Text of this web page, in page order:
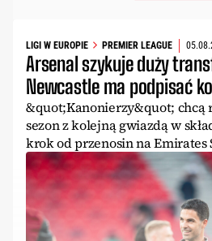
LIGI W EUROPIE PREMIER LEAGUE
Arsenal szykuje duży
Newcastle ma podpisać
&quot;Kanonierzy&quot; chcą
sezon z kolejną gwiazdą w
krok od przenosin na Emirates